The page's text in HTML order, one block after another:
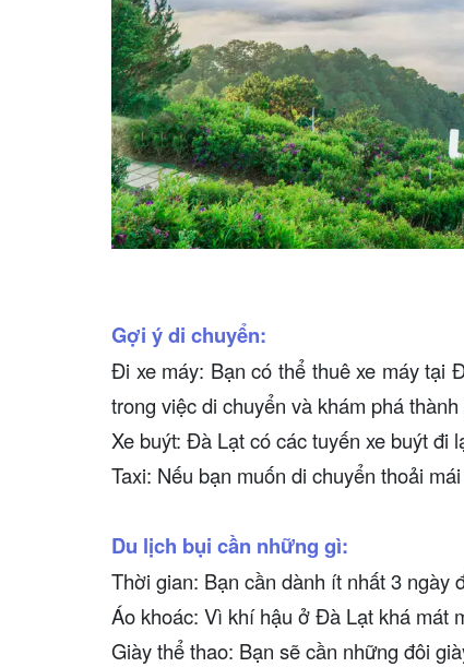
Gợi ý di chuyển:
Đi xe máy: Bạn có thể thuê xe máy tại
trong việc di chuyển và khám phá thành
Xe buýt: Đà Lạt có các tuyến xe buýt đi
Taxi: Nếu bạn muốn di chuyển thoải
Du lịch bụi cần những gì:
Thời gian: Bạn cần dành ít nhất 3 ngày
Áo khoác: Vì khí hậu ở Đà Lạt khá mát
Giày thể thao: Bạn sẽ cần những đôi